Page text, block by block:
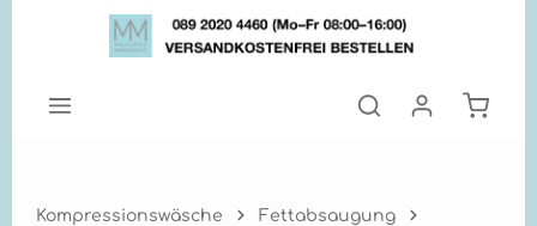
Zum Hauptinhalt springen
Kompressionswäsche
Fettabsaugung